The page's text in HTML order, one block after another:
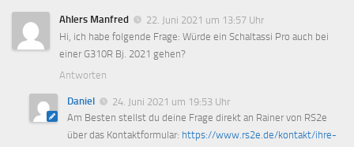
Ahlers Manfred
22. Juni 2021 um 13:57 Uhr
Hi, ich habe folgende Frage: Würde ein Schaltassi Pro auch bei
einer G310R Bj. 2021 gehen?
Antworten
Daniel
24. Juni 2021 um 19:53 Uhr
Am Besten stellst du deine Frage direkt an Rainer von RS2e
über das Kontaktformular: https://www.rs2e.de/kontakt/ihre-